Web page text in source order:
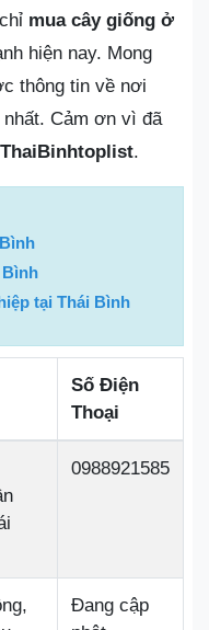
mua cây giống ở
hiện nay. Mong
thông tin về nơi
Cảm ơn vì đã
ThaiBinhtoplist.
Bình
tại Thái Bình
Số Điện
Thoại
0988921585
Đang cập